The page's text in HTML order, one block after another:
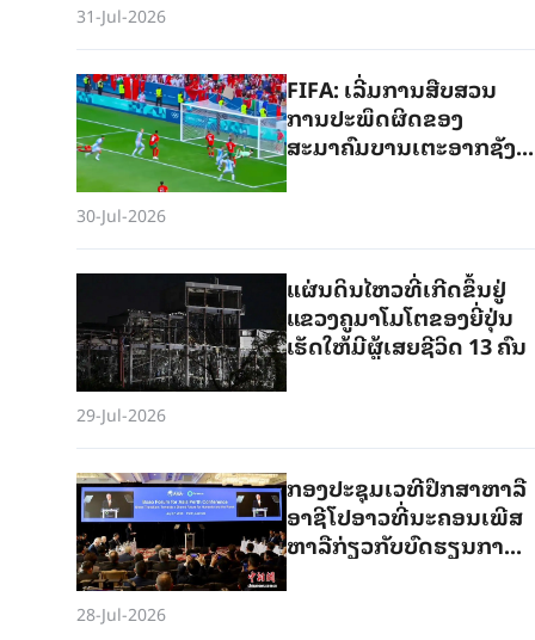
31-Jul-2026
FIFA: ເລີ່ມການສືບສວນ
ການປະພຶດຜິດຂອງ
ສະມາຄົມບານເຕະອາກຊັງ
30-Jul-2026
ແຜ່ນດິນໄຫວທີ່ເກີດຂຶ້ນຢູ່
ແຂວງຄູມາໂມໂຕຂອງຍີ່ປຸ່ນ
ເຮັດໃຫ້ມີຜູ້ເສຍຊີວິດ 13 ຄົນ
29-Jul-2026
ກອງ​ປະ​ຊຸມ​ເວ​ທີ​ປຶ​ກ​ສາ​ຫາ​ລື​
ອາ​ຊີ​ໂປ​ອາວ​ທີ່​ນະ​ຄອນ​ເພີ​ສ
ຫາ​ລື​ກ່ຽວ​ກັບ​ບົດ​ຮຽນ​ການ​
28-Jul-2026